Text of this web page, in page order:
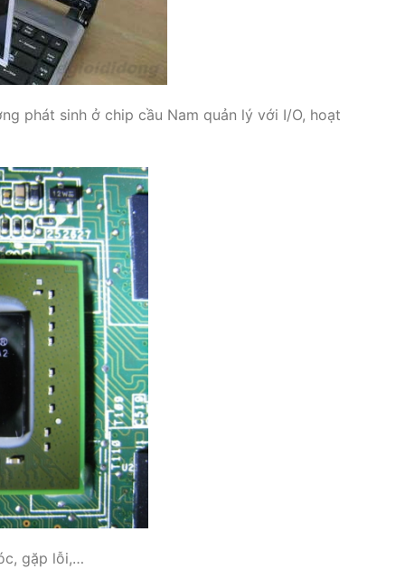
phát sinh ở chip cầu Nam quản lý với I/O, hoạt
gặp lỗi,…